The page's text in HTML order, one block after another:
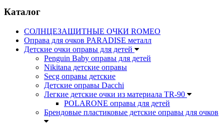
Каталог
СОЛНЦЕЗАЩИТНЫЕ ОЧКИ ROMEO
Оправа для очков PARADISE металл
Детские очки оправы для детей
Penguin Baby оправы для детей
Nikitana детские оправы
Secg оправы детские
Детские оправы Dacchi
Легкие детские очки из материала TR-90
POLARONE оправы для детей
Брендовые пластиковые детские оправы для очков